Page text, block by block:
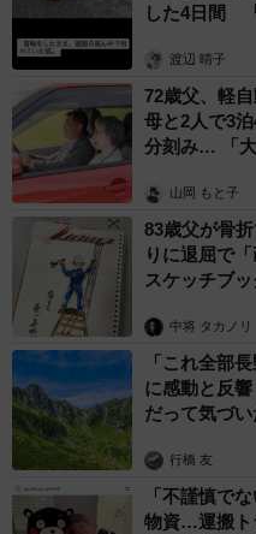
した4日間
渡辺 晴子
72歳父、軽
母と2人で3
分刻み… 「大
山岡 もと子
83歳父が骨
りに退屈で
スケッチブ
中将 タカノリ
「これ全部
に感動と反
だって気づい
行橋 友
「不謹慎で
物資…運搬ト